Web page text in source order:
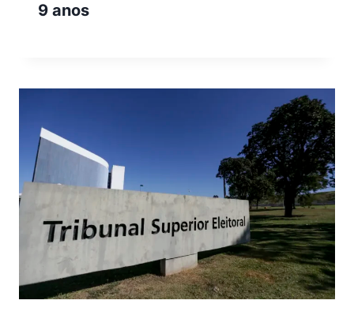
9 anos